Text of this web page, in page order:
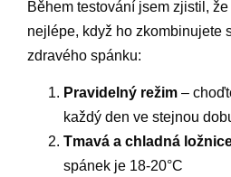
Během testování jsem zjistil,
nejlépe, když ho zkombinujete
zdravého spánku:
Pravidelný režim –
každý den ve stejnou
Tmavá a chladná
spánek je 18-20°C